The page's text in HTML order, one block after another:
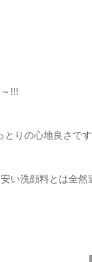
!!!
りの心地良さです
い洗顔料とは全然